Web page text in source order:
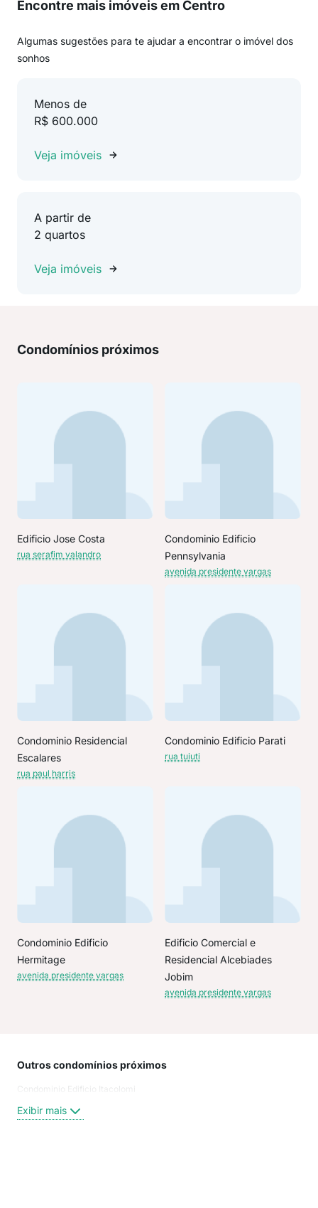
Encontre mais imóveis em Centro
Algumas sugestões para te ajudar a encontrar o imóvel dos
sonhos
Menos de
R$ 600.000
Veja imóveis
A partir de
2 quartos
Veja imóveis
Condomínios próximos
Edificio Jose Costa
rua serafim valandro
Condominio Edificio
Pennsylvania
avenida presidente vargas
Condominio Residencial
Escalares
rua paul harris
Condominio Edificio Parati
rua tuiuti
Condominio Edificio
Hermitage
avenida presidente vargas
Edificio Comercial e
Residencial Alcebiades
Jobim
avenida presidente vargas
Outros condomínios próximos
Condominio Edificio Itacolomi
Exibir mais